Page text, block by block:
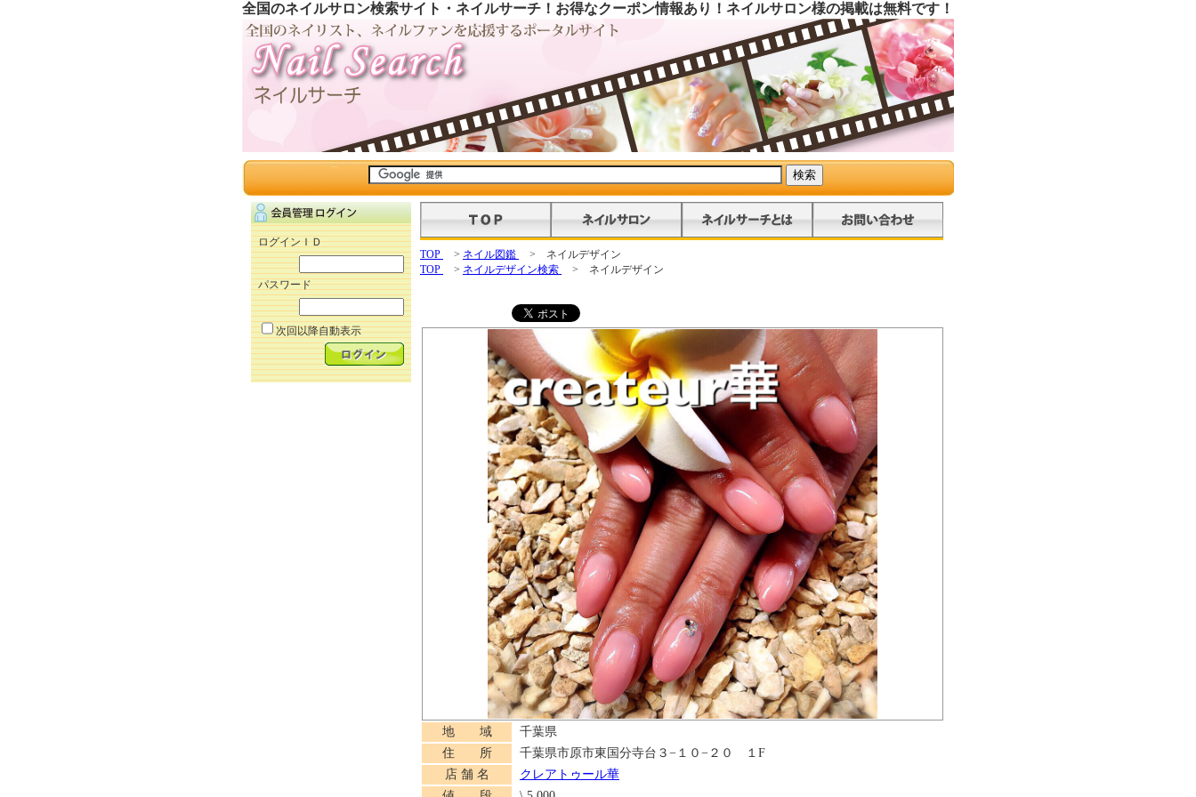
全国のネイルサロン検索サイト・ネイルサーチ！お得なクーポン情報あり！ネイルサロン様の掲載は無料です！
ログインＩＤ
パスワード
次回以降自動表示
TOP > ネイル図鑑
> ネイルデザイン
TOP
> ネイルデザイン検索 > ネイルデザイン
地 域
千葉県
住 所
千葉県市原市東国分寺台３−１０−２０ １F
店 舗 名
クレアトゥール華